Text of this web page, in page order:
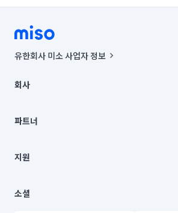
유한회사 미소 사업자 정보
00019 |
주소 | 본사: 서울특별시 종로구 율곡로 6(중학동,
컨택센터 : 서울특별시 종로구 수송동 율곡로 24,
상품, 상품정보, 거래에 관한 의무와 책임은 거래당
언론 보도 관련 문의:
© 유한회사 미소. Miso, Inc. All Rights
회사
채용
파트너
이사
지원
이용약관
소셜